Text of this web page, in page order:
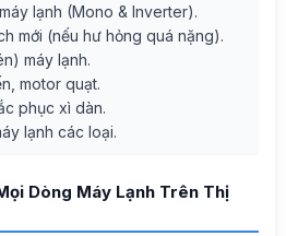
lạnh (Mono & Inverter).
mới (nếu hư hỏng quá nặng).
máy lạnh.
motor quạt.
phục xì dàn.
lạnh các loại.
Dòng Máy Lạnh Trên Thị